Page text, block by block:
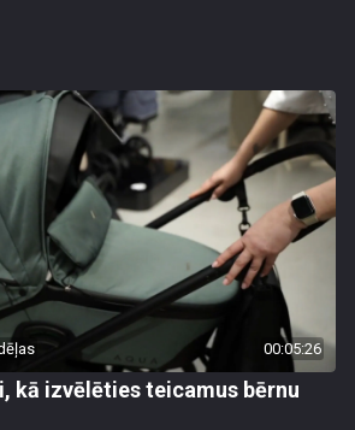
00:05:26
kā izvēlēties teicamus bērnu